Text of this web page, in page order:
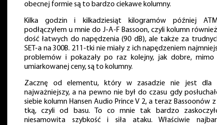
obecnej formie są to bardzo ciekawe kolumny.
Kilka godzin i kilkadziesiąt kilogramów później
podłączyłem u mnie do J-A-F Bassoon, czyli kolumn
dość łatwych do napędzenia (90 dB), ale także za
SET-a na 300B. 211-tki nie miały z ich napędzeniem
problemów i pokazały po raz kolejny, jak dobre, mimo
umiarkowanej ceny, są to kolumny.
Zacznę od elementu, który w zasadzie nie jest dla
najważniejszy, a na pewno nie był do czasu gdy
siebie kolumn Hansen Audio Prince V 2, a teraz Bassoonów
tką, czyli od basu. To co mnie tak bardzo
niesamowita szybkość i siła ataku. Właściwie